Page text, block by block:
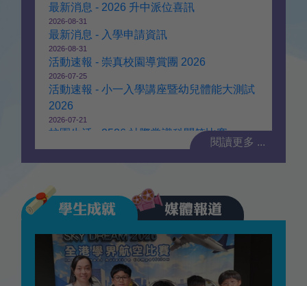
最新消息 - 2026 升中派位喜訊
2026-08-31
最新消息 - 入學申請資訊
2026-08-31
活動速報 - 崇真校園導賞團 2026
2026-07-25
活動速報 - 小一入學講座暨幼兒體能大測試
2026
2026-07-21
校園生活 - 2526 社際常識科問答比賽
閱讀更多 ...